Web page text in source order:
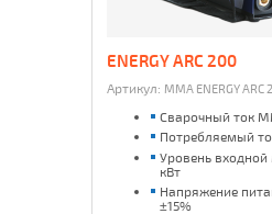
ENERGY ARC 200
Артикул: MMA ENERGY ARC
Сварочный ток
Потребляемый
Уровень
кВт
Напряжение
±15%